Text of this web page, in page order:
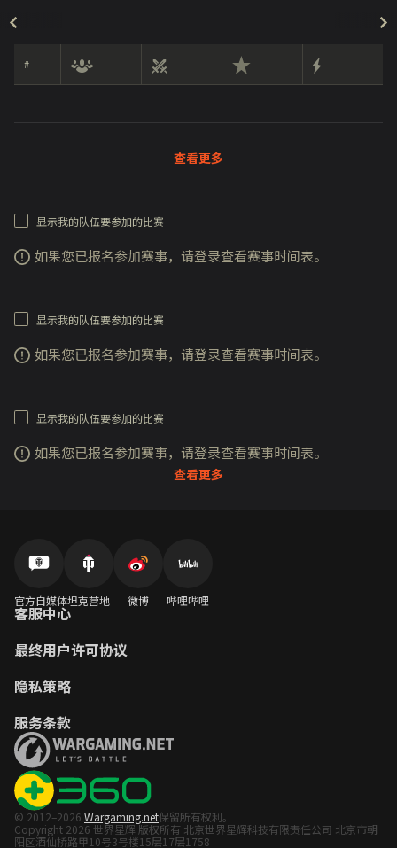
#
查看更多
显示我的队伍要参加的比赛
如果您已报名参加赛事，请登录查看赛事时间表。
显示我的队伍要参加的比赛
如果您已报名参加赛事，请登录查看赛事时间表。
显示我的队伍要参加的比赛
如果您已报名参加赛事，请登录查看赛事时间表。
查看更多
官方自媒体坦克营地 微博 哔哩哔哩
客服中心
最终用户许可协议
隐私策略
服务条款
© 2012–2026 Wargaming.net保留所有权利。
Copyright 2026 世界星辉 版权所有 北京世界星辉科技有限责任公司 北京市朝
阳区酒仙桥路甲10号3号楼15层17层1758